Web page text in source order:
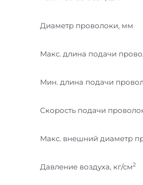
Диаметр проволоки, мм
Макс. длина подачи
Мин. длина подачи
Скорость подачи
Макс. внешний диаметр
Давление воздуха, кг/см2